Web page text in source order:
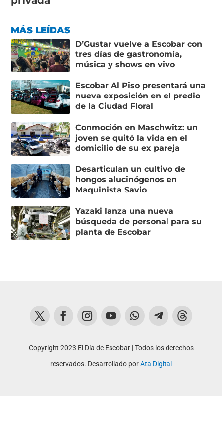
MÁS LEÍDAS
D’Gustar vuelve a Escobar con
tres días de gastronomía,
música y shows en vivo
Escobar Al Piso presentará una
nueva exposición en el predio
de la Ciudad Floral
Conmoción en Maschwitz: un
joven se quitó la vida en el
domicilio de su ex pareja
Desarticulan un cultivo de
hongos alucinógenos en
Maquinista Savio
Yazaki lanza una nueva
búsqueda de personal para su
planta de Escobar
Copyright 2023 El Día de Escobar | Todos los derechos
reservados. Desarrollado porAta Digital